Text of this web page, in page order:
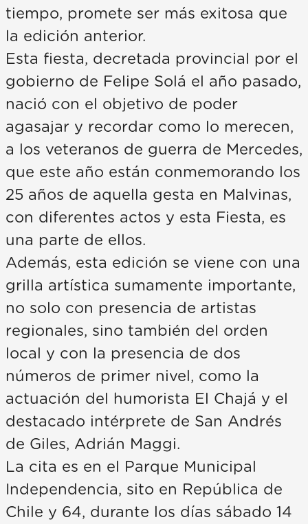
tiempo, promete ser más exitosa que
la edición anterior.
Esta fiesta, decretada provincial por el
gobierno de Felipe Solá el año pasado,
nació con el objetivo de poder
agasajar y recordar como lo merecen,
a los veteranos de guerra de Mercedes,
que este año están conmemorando los
25 años de aquella gesta en Malvinas,
con diferentes actos y esta Fiesta, es
una parte de ellos.
Además, esta edición se viene con una
grilla artística sumamente importante,
no solo con presencia de artistas
regionales, sino también del orden
local y con la presencia de dos
números de primer nivel, como la
actuación del humorista El Chajá y el
destacado intérprete de San Andrés
de Giles, Adrián Maggi.
La cita es en el Parque Municipal
Independencia, sito en República de
Chile y 64, durante los días sábado 14